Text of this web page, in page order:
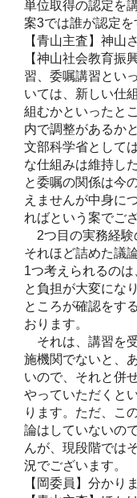
単位取得の認定を
案3では誰が認定を
【青山主査】神山
【神山社会教育振
習、委嘱講習とい
いては、新しい仕
組むかといったと
内で調整があるか
文部科学省として
な仕組みは維持し
と委嘱の関係は今
えませんが中身に
ればという案でご
2つ目の実務経験
それほど詰めた議
1つ考えられるの
と負担が大変にな
ところが確認をす
おります。
それは、講習を
施機関でないと、
いので、それと併
やっていただくと
ります。ただ、こ
論はしていないの
んが、現段階では
況でございます。
【岡委員】分かり